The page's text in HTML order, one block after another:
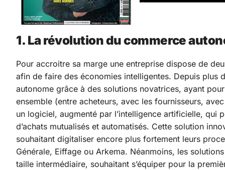
1. La révolution du commerce
Pour accroitre sa marge une entreprise dispose de
afin de faire des économies intelligentes. Depuis plus
autonome grâce à des solutions novatrices, ayant
ensemble (entre acheteurs, avec les fournisseurs,
un logiciel, augmenté par l’intelligence artificielle, qui
d’achats mutualisés et automatisés. Cette solution
souhaitant digitaliser encore plus fortement leurs
Générale, Eiffage ou Arkema. Néanmoins, les
taille intermédiaire, souhaitant s’équiper pour la